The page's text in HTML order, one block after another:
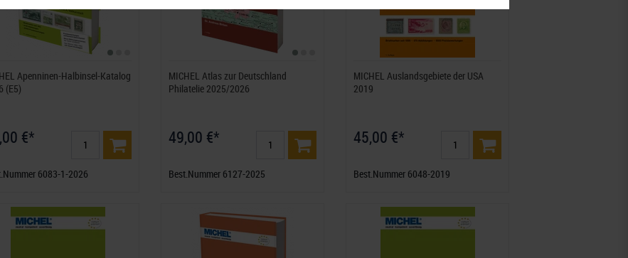
Apenninen-Halbinsel-Katalog
(E5)
€*
6083-1-2026
MICHEL Atlas zur Deutschland
Philatelie 2025/2026
49,00 €*
Best.Nummer 6127-2025
MICHEL Auslandsgebiete der USA
2019
45,00 €*
Best.Nummer 6048-2019